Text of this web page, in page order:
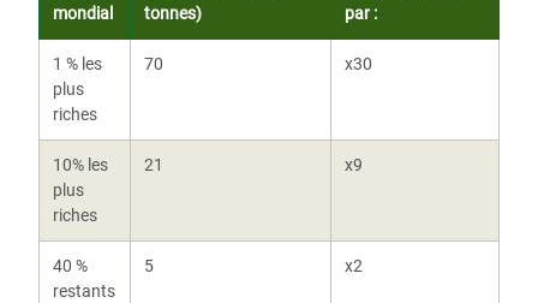
mondial
tonnes)
par :
1 % les
plus
riches
70 x30
10% les
plus
riches
21 x9
40 %
restants
5 x2